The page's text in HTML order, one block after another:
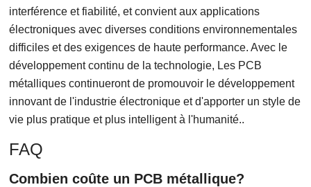
interférence et fiabilité, et convient aux applications
électroniques avec diverses conditions environnementales
difficiles et des exigences de haute performance. Avec le
développement continu de la technologie, Les PCB
métalliques continueront de promouvoir le développement
innovant de l'industrie électronique et d'apporter un style de
vie plus pratique et plus intelligent à l'humanité..
FAQ
Combien coûte un PCB métallique?